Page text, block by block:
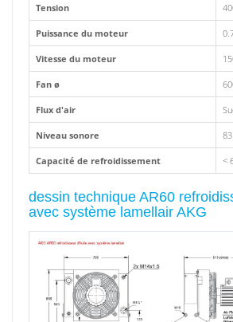
Tension
Puissance du moteur
Vitesse du moteur
Fan ø
Flux d'air
Niveau sonore
Capacité de refroidissement <
dessin technique AR60
avec système lamellair AKG